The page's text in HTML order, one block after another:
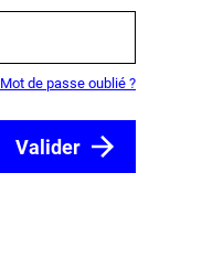
Mot de passe oublié ?